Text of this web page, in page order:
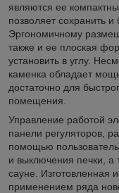
являются ее
позволяет сохранить и
Эргономичному
также и ее плоская
установить в углу.
каменка обладает
достаточно для
помещения.
Управление работой
панели регуляторов,
помощью
и выключения печки, а
сауне. Изготовленная
применением ряда